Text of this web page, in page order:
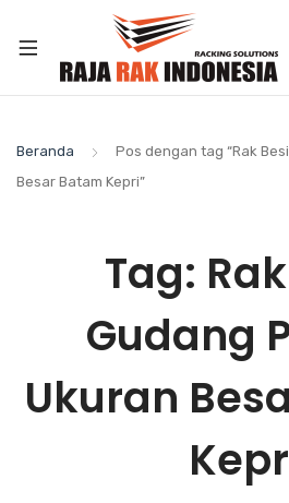
Beranda
Pos dengan tag “Rak
Besar Batam Kepri”
Tag:
Gudang
Ukuran